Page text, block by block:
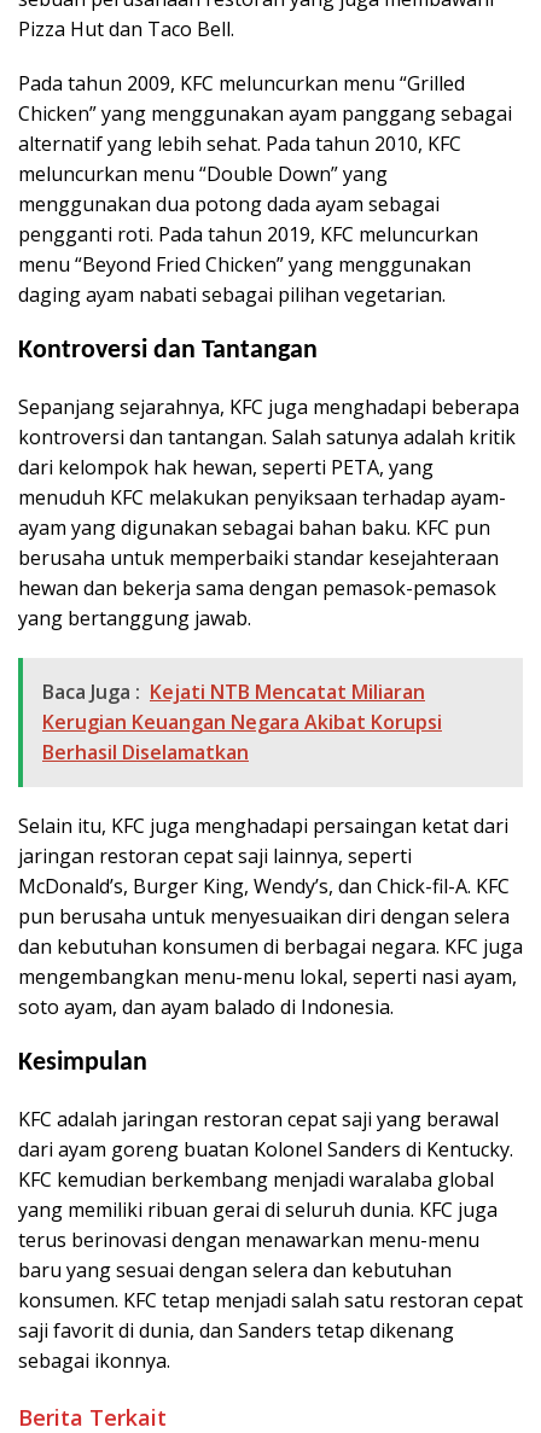
Pizza Hut dan Taco Bell.
Pada tahun 2009, KFC meluncurkan menu “Grilled
Chicken” yang menggunakan ayam panggang sebagai
alternatif yang lebih sehat. Pada tahun 2010, KFC
meluncurkan menu “Double Down” yang
menggunakan dua potong dada ayam sebagai
pengganti roti. Pada tahun 2019, KFC meluncurkan
menu “Beyond Fried Chicken” yang menggunakan
daging ayam nabati sebagai pilihan vegetarian.
Kontroversi dan Tantangan
Sepanjang sejarahnya, KFC juga menghadapi beberapa
kontroversi dan tantangan. Salah satunya adalah kritik
dari kelompok hak hewan, seperti PETA, yang
menuduh KFC melakukan penyiksaan terhadap ayam-
ayam yang digunakan sebagai bahan baku. KFC pun
berusaha untuk memperbaiki standar kesejahteraan
hewan dan bekerja sama dengan pemasok-pemasok
yang bertanggung jawab.
Baca Juga : Kejati NTB Mencatat Miliaran
Kerugian Keuangan Negara Akibat Korupsi
Berhasil Diselamatkan
Selain itu, KFC juga menghadapi persaingan ketat dari
jaringan restoran cepat saji lainnya, seperti
McDonald’s, Burger King, Wendy’s, dan Chick-fil-A. KFC
pun berusaha untuk menyesuaikan diri dengan selera
dan kebutuhan konsumen di berbagai negara. KFC juga
mengembangkan menu-menu lokal, seperti nasi ayam,
soto ayam, dan ayam balado di Indonesia.
Kesimpulan
KFC adalah jaringan restoran cepat saji yang berawal
dari ayam goreng buatan Kolonel Sanders di Kentucky.
KFC kemudian berkembang menjadi waralaba global
yang memiliki ribuan gerai di seluruh dunia. KFC juga
terus berinovasi dengan menawarkan menu-menu
baru yang sesuai dengan selera dan kebutuhan
konsumen. KFC tetap menjadi salah satu restoran cepat
saji favorit di dunia, dan Sanders tetap dikenang
sebagai ikonnya.
Berita Terkait